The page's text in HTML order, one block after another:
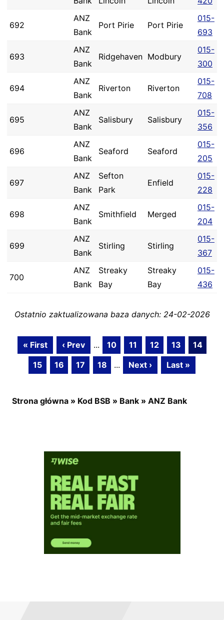
692
ANZ
Bank
Port Pirie Port Pirie
015-
693
693
ANZ
Bank
Ridgehaven Modbury
015-
300
694
ANZ
Bank
Riverton Riverton
015-
708
695
ANZ
Bank
Salisbury Salisbury
015-
356
696
ANZ
Bank
Seaford Seaford
015-
205
697
ANZ
Bank
Sefton
Park
Enfield
015-
228
698
ANZ
Bank
Smithfield Merged
015-
204
699
ANZ
Bank
Stirling Stirling
015-
367
700
ANZ
Bank
Streaky
Bay
Streaky
Bay
015-
436
Ostatnio zaktualizowana baza danych: 24-02-2026
« First ‹ Prev ... 10 11 12 13
14
15
16 17 18 ... Next › Last »
Strona główna » Kod BSB » Bank » ANZ Bank